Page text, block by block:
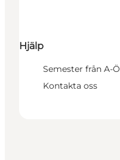
Hjälp
Semester från A-Ö
Kontakta oss